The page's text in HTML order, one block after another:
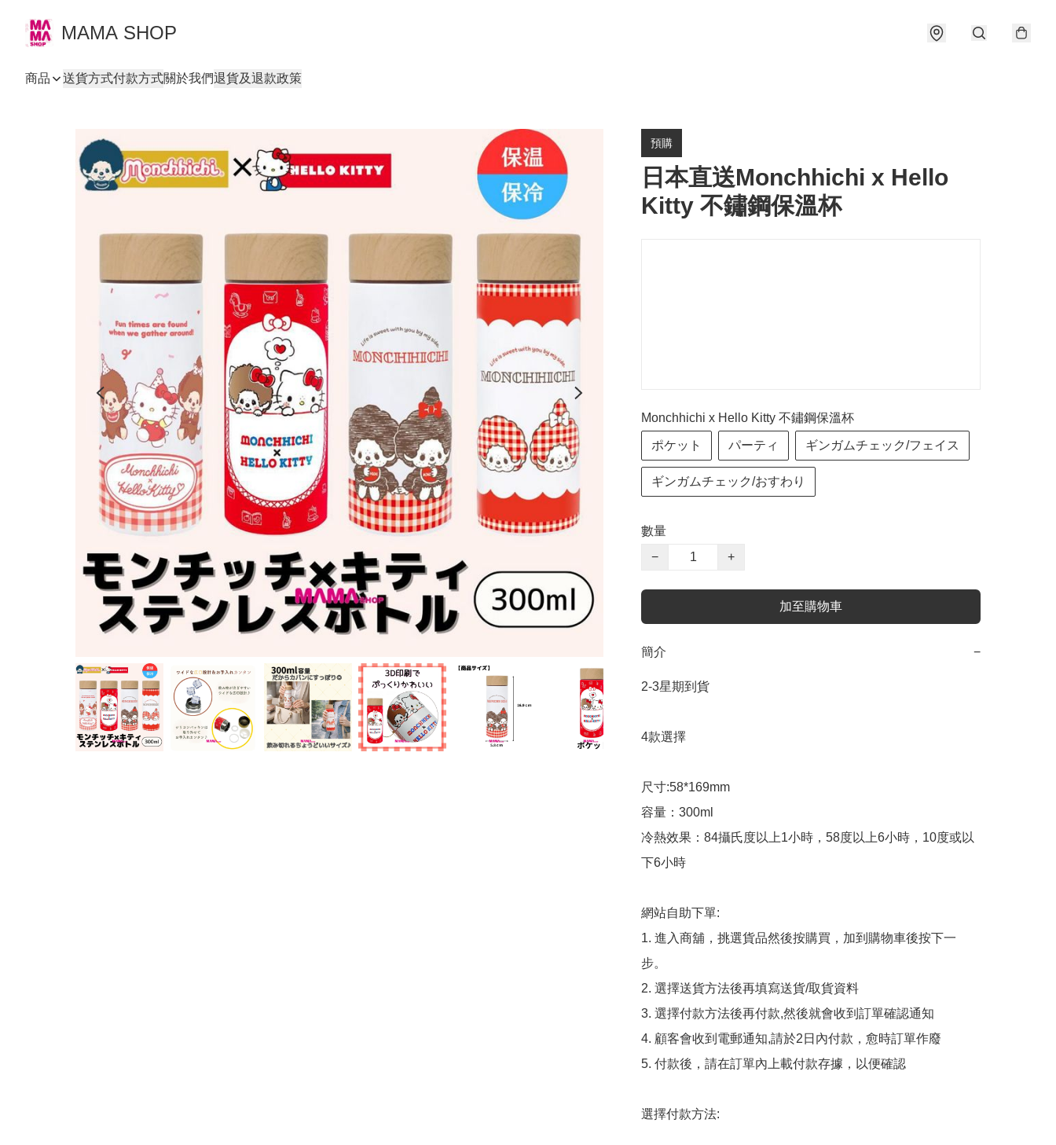
MAMA SHOP
商品 送貨方式付款方式關於我們退貨及退款政策
預購
日本直送Monchhichi x Hello
Kitty 不鏽鋼保溫杯
Monchhichi x Hello Kitty 不鏽鋼保溫杯
ポケット パーティ ギンガムチェック/フェイス
ギンガムチェック/おすわり
數量
−
+
加至購物車
簡介 −
2-3星期到貨
4款選擇
尺寸:58*169mm
容量：300ml
冷熱效果：84攝氏度以上1小時，58度以上6小時，10度或以
下6小時
網站自助下單:
1. 進入商舖，挑選貨品然後按購買，加到購物車後按下一
步。
2. 選擇送貨方法後再填寫送貨/取貨資料
3. 選擇付款方法後再付款,然後就會收到訂單確認通知
4. 顧客會收到電郵通知,請於2日內付款，愈時訂單作廢
5. 付款後，請在訂單內上載付款存據，以便確認
選擇付款方法: